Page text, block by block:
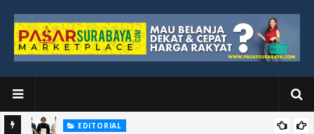
EDITORIAL